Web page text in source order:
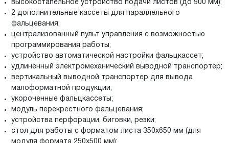
высокостапельное устройство подачи листов (до 900 мм);
2 дополнительные кассеты для параллельного
фальцевания;
централизованный пульт управления с возможностью
программирования работы;
устройство автоматической настройки фальцкассет;
удлиненный электромеханический выводной транспортер;
вертикальный выводной транспортер для вывода
малоформатной продукции;
укороченные фальцкассеты;
модуль перекрестного фальцевания;
устройства перфорации, биговки, резки;
стол для работы с форматом листа 350х650 мм (для